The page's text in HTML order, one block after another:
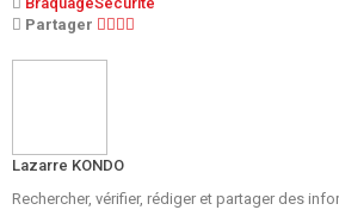
Partager
Lazarre KONDO
Rechercher, vérifier, rédiger et partager des